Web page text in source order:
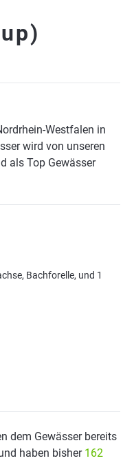
Westfalen in
wird von unseren
als Top Gewässer
Bachforelle, und 1
dem Gewässer bereits
haben bisher 162